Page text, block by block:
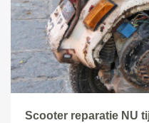
Scooter reparatie NU